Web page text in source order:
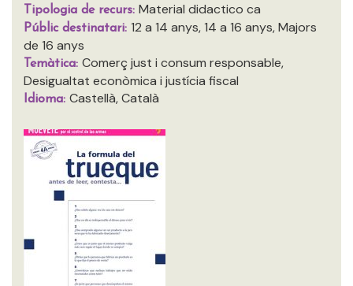
Tipologia de recurs: Material didactico ca
Públic destinatari: 12 a 14 anys, 14 a 16 anys, Majors
de 16 anys
Temàtica: Comerç just i consum responsable,
Desigualtat econòmica i justícia fiscal
Idioma: Castellà, Català